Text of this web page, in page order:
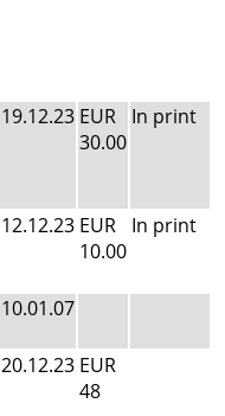
19.12.23 EUR
30.00
In print
12.12.23 EUR
10.00
In print
10.01.07
20.12.23 EUR
48